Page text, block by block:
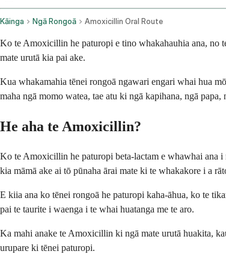
Kāinga Ngā Rongoā Amoxicillin Oral Route
Ko te Amoxicillin he paturopi e tino whakahauhia ana, no
mate urutā kia pai ake.
Kua whakamahia tēnei rongoā ngawari engari whai hua
maha ngā momo watea, tae atu ki ngā kapihana, ngā papa,
He aha te Amoxicillin?
Ko te Amoxicillin he paturopi beta-lactam e whawhai ana i
kia māmā ake ai tō pūnaha ārai mate ki te whakakore i a
E kiia ana ko tēnei rongoā he paturopi kaha-āhua, ko te
pai te taurite i waenga i te whai huatanga me te aro.
Ka mahi anake te Amoxicillin ki ngā mate urutā huakita,
urupare ki tēnei paturopi.